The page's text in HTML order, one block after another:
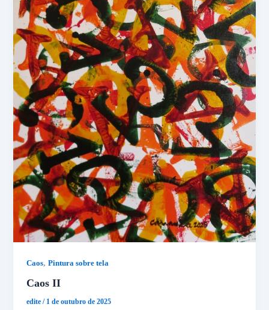
Caos,Pintura sobre tela
Caos II
edite/ 1 de outubro de 2025